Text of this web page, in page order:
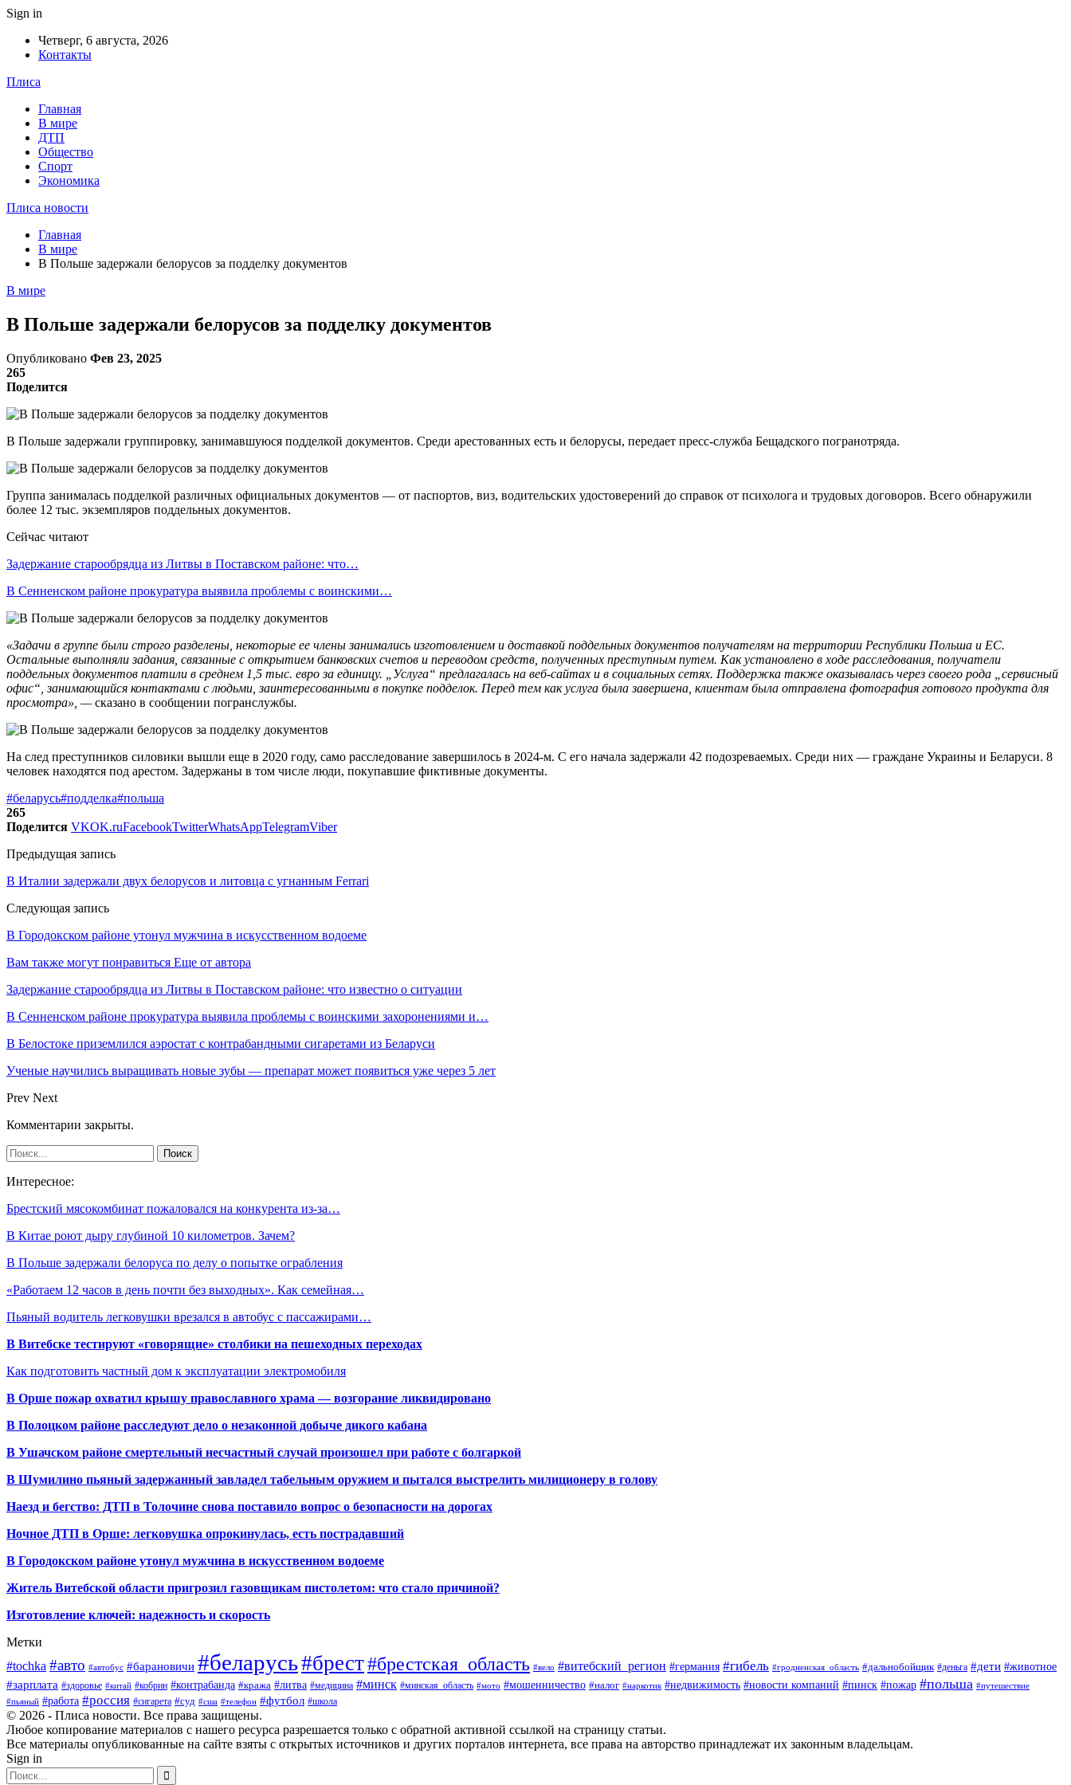
Sign in
Четверг, 6 августа, 2026
Контакты
Плиса
Главная
В мире
ДТП
Общество
Спорт
Экономика
Плиса новости
Главная
В мире
В Польше задержали белорусов за подделку документов
В мире
В Польше задержали белорусов за подделку документов
Опубликовано Фев 23, 2025
265
Поделится
В Польше задержали группировку, занимавшуюся подделкой документов. Среди арестованных есть и белорусы, передает пресс-служба Бещадского погранотряда.
Группа занималась подделкой различных официальных документов — от паспортов, виз, водительских удостоверений до справок от психолога и трудовых договоров. Всего обнаружили
более 12 тыс. экземпляров поддельных документов.
Сейчас читают
Задержание старообрядца из Литвы в Поставском районе: что…
В Сенненском районе прокуратура выявила проблемы с воинскими…
«Задачи в группе были строго разделены, некоторые ее члены занимались изготовлением и доставкой поддельных документов получателям на территории Республики Польша и ЕС.
Остальные выполняли задания, связанные с открытием банковских счетов и переводом средств, полученных преступным путем. Как установлено в ходе расследования, получатели
поддельных документов платили в среднем 1,5 тыс. евро за единицу. „Услуга“ предлагалась на веб-сайтах и в социальных сетях. Поддержка также оказывалась через своего рода
сервисный
офис“, занимающийся контактами с людьми, заинтересованными в покупке подделок. Перед тем как услуга была завершена, клиентам была отправлена фотография готового продукта для
просмотра», —сказано в сообщении погранслужбы.
На след преступников силовики вышли еще в 2020 году, само расследование завершилось в 2024-м. С его начала задержали 42 подозреваемых. Среди них — граждане Украины и Беларуси. 8
человек находятся под арестом. Задержаны в том числе люди, покупавшие фиктивные документы.
#беларусь#подделка#польша
265
Поделится VKOK.ruFacebookTwitterWhatsAppTelegramViber
Предыдущая запись
В Италии задержали двух белорусов и литовца с угнанным Ferrari
Следующая запись
В Городокском районе утонул мужчина в искусственном водоеме
Вам также могут понравиться Еще от автора
Задержание старообрядца из Литвы в Поставском районе: что известно о ситуации
В Сенненском районе прокуратура выявила проблемы с воинскими захоронениями и…
В Белостоке приземлился аэростат с контрабандными сигаретами из Беларуси
Ученые научились выращивать новые зубы — препарат может появиться уже через 5 лет
Prev Next
Комментарии закрыты.
Интересное:
Брестский мясокомбинат пожаловался на конкурента из-за…
В Китае роют дыру глубиной 10 километров. Зачем?
В Польше задержали белоруса по делу о попытке ограбления
«Работаем 12 часов в день почти без выходных». Как семейная…
Пьяный водитель легковушки врезался в автобус с пассажирами…
В Витебске тестируют «говорящие» столбики на пешеходных переходах
Как подготовить частный дом к эксплуатации электромобиля
В Орше пожар охватил крышу православного храма — возгорание ликвидировано
В Полоцком районе расследуют дело о незаконной добыче дикого кабана
В Ушачском районе смертельный несчастный случай произошел при работе с болгаркой
В Шумилино пьяный задержанный завладел табельным оружием и пытался выстрелить милиционеру в голову
Наезд и бегство: ДТП в Толочине снова поставило вопрос о безопасности на дорогах
Ночное ДТП в Орше: легковушка опрокинулась, есть пострадавший
В Городокском районе утонул мужчина в искусственном водоеме
Житель Витебской области пригрозил газовщикам пистолетом: что стало причиной?
Изготовление ключей: надежность и скорость
Метки
#tochka #авто #автобус #барановичи #беларусь#брест#брестская_область #вело #витебский_регион #германия #гибель #гродненская_область #дальнобойщик #деньга #дети #животное
#зарплата #здоровье #китай #кобрин #контрабанда #кража #литва #медицина #минск #минская_область #мото #мошенничество #налог #наркотик #недвижимость #новости компаний #пинск #пожар #польша #путешествие
#пьяный #работа #россия #сигарета #суд #сша #телефон #футбол #школа
© 2026 - Плиса новости. Все права защищены.
Любое копирование материалов с нашего ресурса разрешается только с обратной активной ссылкой на страницу статьи.
Все материалы опубликованные на сайте взяты с открытых источников и других порталов интернета, все права на авторство принадлежат их законным владельцам.
Sign in